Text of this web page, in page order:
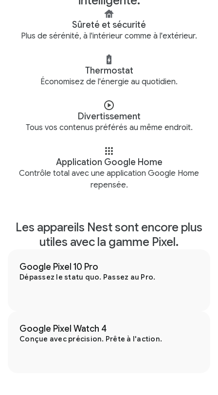
Sûreté et sécurité
Plus de sérénité, à l'intérieur comme à l'extérieur.
Thermostat
Économisez de l'énergie au quotidien.
Divertissement
Tous vos contenus préférés au même endroit.
Application Google Home
Contrôle total avec une application Google Home
repensée.
Les appareils Nest sont encore plus
utiles avec la gamme Pixel.
Google Pixel 10 Pro
Dépassez le statu quo. Passez au Pro.
Google Pixel Watch 4
Conçue avec précision. Prête à l'action.